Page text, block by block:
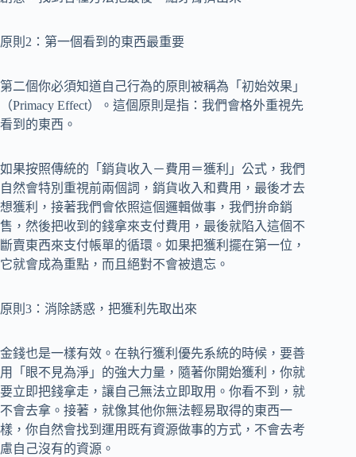
原則2：第一個看到的東西最重要
第二個你必須知道自己行為的原則被稱為「初始效果」
（Primacy Effect）。這個原則是指：我們會格外重視先
看到的東西。
如果按照傳統的「銷貨收入－費用＝獲利」公式，我們
自然會特別重視前兩個詞，銷貨收入和費用，最後才去
想獲利，接著我們會依照這個邏輯做事，我們拚命銷
售，然後把收到的錢拿來支付費用，最後就陷入這個不
斷賣東西來支付帳單的循環。如果把獲利擺在第一位，
它就會成為重點，而且絕對不會被遺忘。
原則3：消除誘惑，把獲利先取出來
金錢也是一樣有效。在執行獲利優先系統的時候，要善
用「眼不見為淨」的強大力量，隨著你開始獲利，你就
要立即把錢拿走，讓自己無法立即取用。你看不到，就
不會去拿。接著，就像其他你無法輕易取得的東西一
樣，你自然會找到運用既有資源做事的方式，不會去考
慮自己沒有的資源。